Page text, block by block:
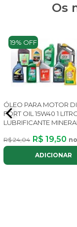
Os
19% OFF
ÓLEO PARA MOTOR
FORT OIL 15W40 1
LUBRIFICANTE MINERAL
R$ 24,04 R$ 19,50
ADICIONAR